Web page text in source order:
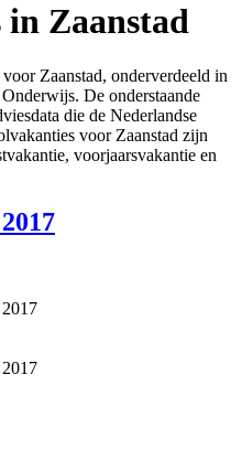
in Zaanstad
Zaanstad, onderverdeeld in
De onderstaande
die de Nederlandse
voor Zaanstad zijn
voorjaarsvakantie en